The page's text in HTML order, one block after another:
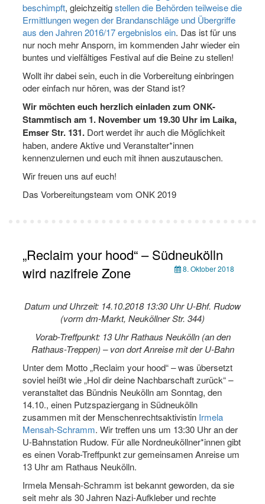
beschimpft, gleichzeitigstellen die Behörden teilweise die
Ermittlungen wegen der Brandanschläge und Übergriffe
aus den Jahren 2016/17 ergebnislos ein. Das ist für uns
nur noch mehr Ansporn, im kommenden Jahr wieder ein
buntes und vielfältiges Festival auf die Beine zu stellen!
Wollt ihr dabei sein, euch in die Vorbereitung einbringen
oder einfach nur hören, was der Stand ist?
Wir möchten euch herzlich einladen zum ONK-
Stammtisch am 1. November um 19.30 Uhr im Laika,
Emser Str. 131.Dort werdet ihr auch die Möglichkeit
haben, andere Aktive und Veranstalter*innen
kennenzulernen und euch mit ihnen auszutauschen.
Wir freuen uns auf euch!
Das Vorbereitungsteam vom ONK 2019
„Reclaim your hood“ – Südneukölln
wird nazifreie Zone
8. Oktober 2018
Datum und Uhrzeit: 14.10.2018 13:30 Uhr U-Bhf. Rudow
(vorm dm-Markt, Neuköllner Str. 344)
Vorab-Treffpunkt: 13 Uhr Rathaus Neukölln (an den
Rathaus-Treppen) – von dort Anreise mit der U-Bahn
Unter dem Motto „Reclaim your hood“–was übersetzt
soviel heißt wie „Hol dir deine Nachbarschaft zurück“–
veranstaltet das Bündnis Neukölln am Sonntag, den
14.10., einen Putzspaziergang in Südneukölln
zusammen mit der Menschenrechtsaktivistin Irmela
Mensah-Schramm. Wir treffen uns um 13:30 Uhr an der
U-Bahnstation Rudow. Für alle Nordneuköllner*innen gibt
es einen Vorab-Treffpunkt zur gemeinsamen Anreise um
13 Uhr am Rathaus Neukölln.
Irmela Mensah-Schramm ist bekannt geworden, da sie
seit mehr als 30 Jahren Nazi-Aufkleber und rechte